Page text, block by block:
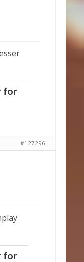
for
#127296
for